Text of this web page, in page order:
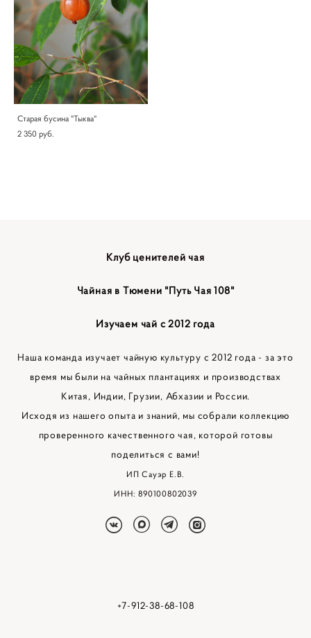
Старая бусина "Тыква"
2 350 pуб.
Клуб ценителей чая
Чайная в Тюмени "Путь Чая 108"
Изучаем чай с 2012 года
Наша команда изучает чайную культуру с 2012 года - за это
время мы были на чайных плантациях и производствах
Китая, Индии, Грузии, Абхазии и России.
Исходя из нашего опыта и знаний, мы собрали коллекцию
проверенного качественного чая, которой готовы
поделиться с вами!
ИП Сауэр Е.В.
ИНН: 890100802039
+7-912-38-68-108